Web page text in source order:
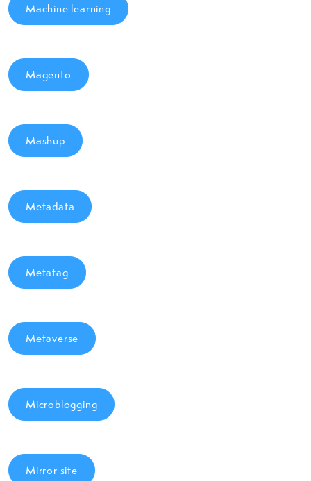
Machine learning
Magento
Mashup
Metadata
Metatag
Metaverse
Microblogging
Mirror site